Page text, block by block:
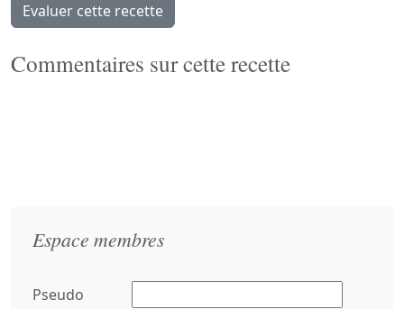
Evaluer cette recette
Commentaires sur cette recette
Espace membres
Pseudo